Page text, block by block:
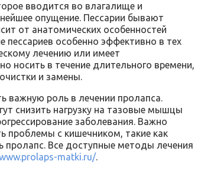
вводится во влагалище и
опущение. Пессарии бывают
от анатомических особенностей
пессариев особенно эффективно в тех
лечению или имеет
носить в течение длительного времени,
и замены.
важную роль в лечении пролапса.
снизить нагрузку на тазовые мышцы
заболевания. Важно
проблемы с кишечником, такие как
пролапс. Все доступные методы лечения
matki.ru/.